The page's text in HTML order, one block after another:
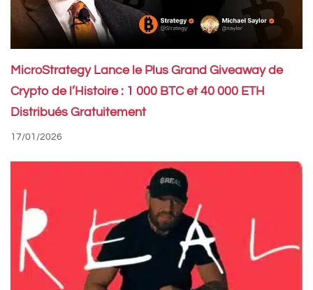
MicroStrategy Lance le Plus Grand Giveaway de
Crypto de l’Histoire : 1 000 BTC et 40 000 ETH
Distribués Gratuitement
17/01/2026